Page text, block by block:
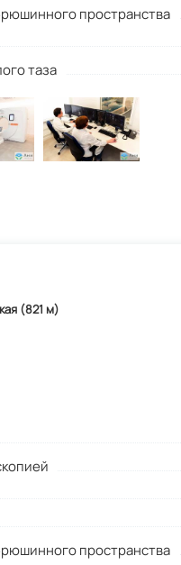
пространства
таза
(821 м)
пространства